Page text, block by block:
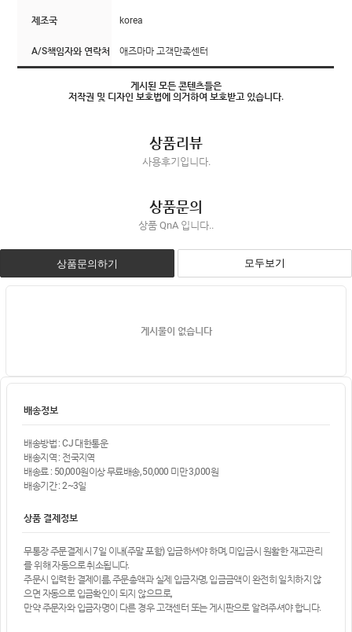
제조국 korea
A/S책임자와 연락처 애즈마마 고객만족센터
게시된 모든 콘텐츠들은
저작권 및 디자인 보호법에 의거하여 보호받고 있습니다.
상품리뷰
사용후기입니다.
상품문의
상품 QnA 입니다..
상품문의하기 모두보기
게시물이 없습니다
배송정보
배송방법 : CJ 대한통운
배송지역 : 전국지역
배송료 : 50,000원이상 무료배송, 50,000 미만 3,000원
배송기간 : 2~3일
상품 결제정보
무통장 주문결제시 7일 이내(주말 포함) 입금하셔야 하며, 미입금시 원활한 재고관리
를 위해 자동으로 취소됩니다.
주문시 입력한 결제이름, 주문총액과 실제 입금자명, 입금금액이 완전히 일치하지 않
으면 자동으로 입금확인이 되지 않으므로,
만약 주문자와 입금자명이 다른 경우 고객센터 또는 게시판으로 알려주셔야 합니다.